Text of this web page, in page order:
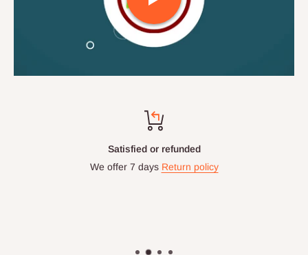
Satisfied or refunded
We offer 7 days Return policy